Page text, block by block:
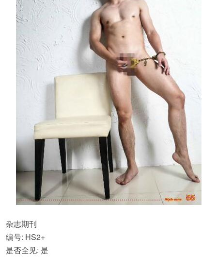
杂志期刊
编号: HS2+
是否全见: 是